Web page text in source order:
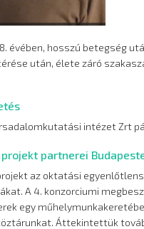
évében, hosszú betegség
után, élete záró
intézet Zrt
projekt partnerei
az oktatási
A 4. konzorciumi
egy
Áttekintettük